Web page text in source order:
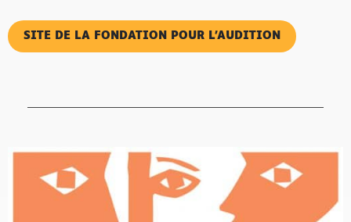
SITE DE LA FONDATION POUR L’AUDITION